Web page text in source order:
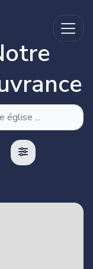
File -> Trust